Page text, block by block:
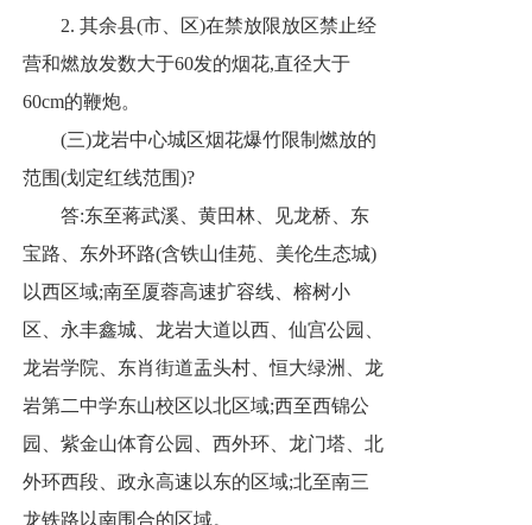
2. 其余县(市、区)在禁放限放区禁止经
营和燃放发数大于60发的烟花,直径大于
60cm的鞭炮。
(三)龙岩中心城区烟花爆竹限制燃放的
范围(划定红线范围)?
答:东至蒋武溪、黄田林、见龙桥、东
宝路、东外环路(含铁山佳苑、美伦生态城)
以西区域;南至厦蓉高速扩容线、榕树小
区、永丰鑫城、龙岩大道以西、仙宫公园、
龙岩学院、东肖街道盂头村、恒大绿洲、龙
岩第二中学东山校区以北区域;西至西锦公
园、紫金山体育公园、西外环、龙门塔、北
外环西段、政永高速以东的区域;北至南三
龙铁路以南围合的区域。